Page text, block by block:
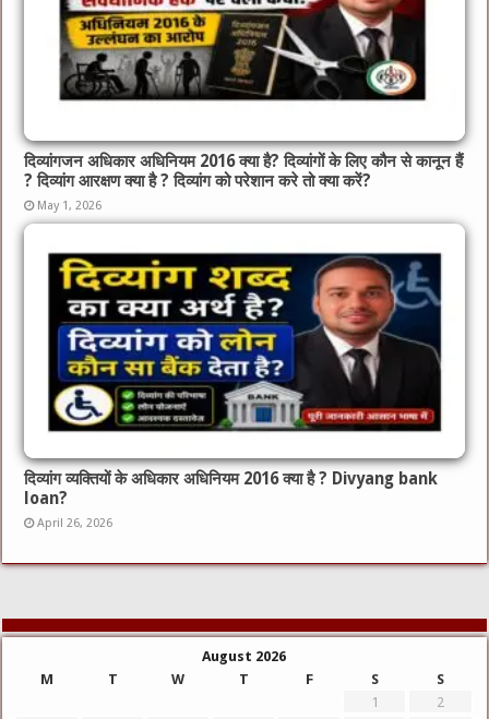
दिव्यांगजन अधिकार अधिनियम 2016 क्या है? दिव्यांगों के लिए कौन से कानून हैं
? दिव्यांग आरक्षण क्या है ? दिव्यांग को परेशान करे तो क्या करें?
May 1, 2026
दिव्यांग व्यक्तियों के अधिकार अधिनियम 2016 क्या है ? Divyang bank
loan?
April 26, 2026
August 2026
M
T W T F S
S
1
2